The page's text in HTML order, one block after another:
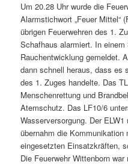
Um 20.28 Uhr wurde die
Alarmstichwort „Feuer Mittel“
übrigen Feuerwehren des 1.
Schafhaus alarmiert. In
Rauchentwicklung gemeldet.
dann schnell heraus, dass es
des 1. Zuges handelte. Das
Menschenrettung und
Atemschutz. Das LF10/6
Wasserversorgung. Der
übernahm die
eingesetzten Einsatzkräften,
Die Feuerwehr Wittenborn